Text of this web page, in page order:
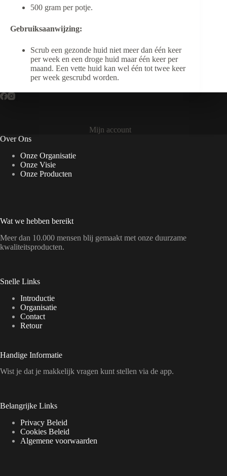
500 gram per potje.
Gebruiksaanwijzing:
Scrub een gezonde huid niet meer dan één keer
per week en een droge huid maar één keer per
maand. Een vette huid kan wel één tot twee keer
per week gescrubd worden.
Mijn account
Over Ons
Onze Organisatie
Onze Visie
Onze Producten
Wat we hebben bereikt
Meer dan 10.000 mensen blij gemaakt met onze duurzame
kwaliteitsproducten.
Snelle Links
Introductie
Organisatie
Contact
Retour
Handige Informatie
Wist je dat je makkelijk vragen kunt stellen via de app.
Belangrijke Links
Privacy Beleid
Cookies Beleid
Algemene voorwaarden